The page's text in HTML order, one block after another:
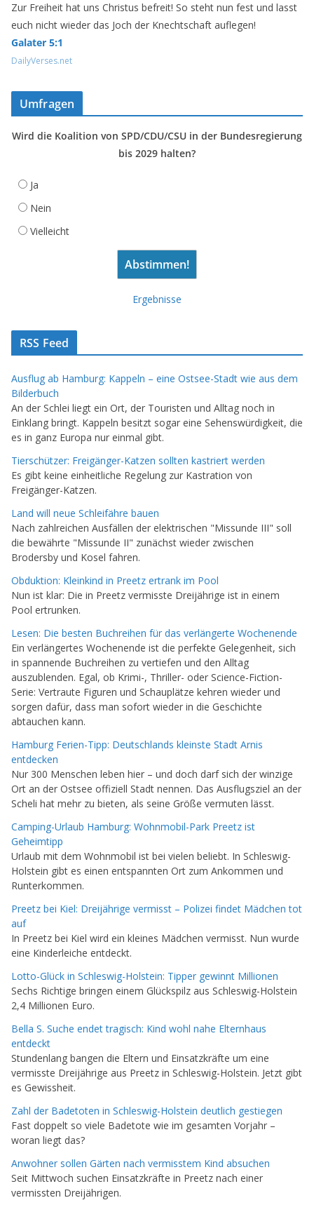
Zur Freiheit hat uns Christus befreit! So steht nun fest und lasst
euch nicht wieder das Joch der Knechtschaft auflegen!
Galater 5:1
DailyVerses.net
Umfragen
Wird die Koalition von SPD/CDU/CSU in der Bundesregierung
bis 2029 halten?
Ja
Nein
Vielleicht
Ergebnisse
RSS Feed
Ausflug ab Hamburg: Kappeln – eine Ostsee-Stadt wie aus dem
Bilderbuch
An der Schlei liegt ein Ort, der Touristen und Alltag noch in
Einklang bringt. Kappeln besitzt sogar eine Sehenswürdigkeit, die
es in ganz Europa nur einmal gibt.
Tierschützer: Freigänger-Katzen sollten kastriert werden
Es gibt keine einheitliche Regelung zur Kastration von
Freigänger-Katzen.
Land will neue Schleifähre bauen
Nach zahlreichen Ausfällen der elektrischen "Missunde III" soll
die bewährte "Missunde II" zunächst wieder zwischen
Brodersby und Kosel fahren.
Obduktion: Kleinkind in Preetz ertrank im Pool
Nun ist klar: Die in Preetz vermisste Dreijährige ist in einem
Pool ertrunken.
Lesen: Die besten Buchreihen für das verlängerte Wochenende
Ein verlängertes Wochenende ist die perfekte Gelegenheit, sich
in spannende Buchreihen zu vertiefen und den Alltag
auszublenden. Egal, ob Krimi-, Thriller- oder Science-Fiction-
Serie: Vertraute Figuren und Schauplätze kehren wieder und
sorgen dafür, dass man sofort wieder in die Geschichte
abtauchen kann.
Hamburg Ferien-Tipp: Deutschlands kleinste Stadt Arnis
entdecken
Nur 300 Menschen leben hier – und doch darf sich der winzige
Ort an der Ostsee offiziell Stadt nennen. Das Ausflugsziel an der
Scheli hat mehr zu bieten, als seine Größe vermuten lässt.
Camping-Urlaub Hamburg: Wohnmobil-Park Preetz ist
Geheimtipp
Urlaub mit dem Wohnmobil ist bei vielen beliebt. In Schleswig-
Holstein gibt es einen entspannten Ort zum Ankommen und
Runterkommen.
Preetz bei Kiel: Dreijährige vermisst – Polizei findet Mädchen tot
auf
In Preetz bei Kiel wird ein kleines Mädchen vermisst. Nun wurde
eine Kinderleiche entdeckt.
Lotto-Glück in Schleswig-Holstein: Tipper gewinnt Millionen
Sechs Richtige bringen einem Glückspilz aus Schleswig-Holstein
2,4 Millionen Euro.
Bella S. Suche endet tragisch: Kind wohl nahe Elternhaus
entdeckt
Stundenlang bangen die Eltern und Einsatzkräfte um eine
vermisste Dreijährige aus Preetz in Schleswig-Holstein. Jetzt gibt
es Gewissheit.
Zahl der Badetoten in Schleswig-Holstein deutlich gestiegen
Fast doppelt so viele Badetote wie im gesamten Vorjahr –
woran liegt das?
Anwohner sollen Gärten nach vermisstem Kind absuchen
Seit Mittwoch suchen Einsatzkräfte in Preetz nach einer
vermissten Dreijährigen.